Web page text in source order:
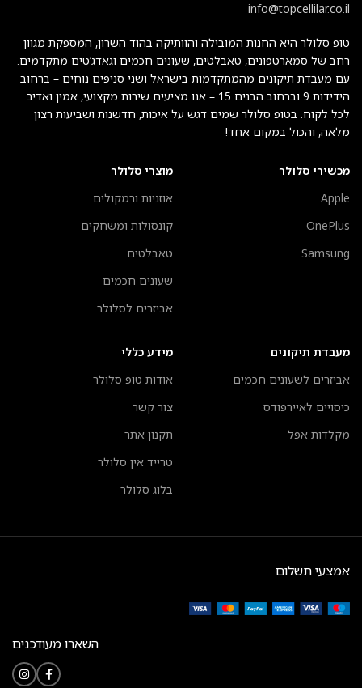
info@topcellilar.co.il
טופ סלולר היא החנות המובילה והוותיקה בהוד השרון, המספקת מגוון
רחב של סמארטפונים, טאבלטים, שעונים חכמים וגאדג’טים מתקדמים.
עם מעבדת תיקונים מהמתקדמות בישראל ושני סניפים נוחים – ברחוב
הידידות 9 וברחוב הבנים 15 – אנו מציעים שירות מקצועי, אמין ואדיב
לכל לקוח. בטופ סלולר שמים דגש על איכות, חדשנות ושביעות רצון
מלאה, והכול במקום אחד!
מכשירי סלולר
Apple
OnePlus
Samsung
מוצרי סלולר
אוזניות ורמקולים
קונסולות ומשחקים
טאבלטים
שעונים חכמים
אביזרים לסלולר
מעבדת תיקונים
אביזרים לשעונים חכמים
כיסויים לאיירפודס
מקלדות אפל
מידע כללי
אודות טופ סלולר
צור קשר
תקנון אתר
טרייד אין סלולר
בלוג סלולר
אמצעי תשלום
השארו מעודכנים